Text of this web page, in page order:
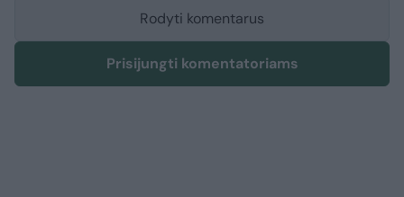
Rodyti komentarus
Prisijungti komentatoriams